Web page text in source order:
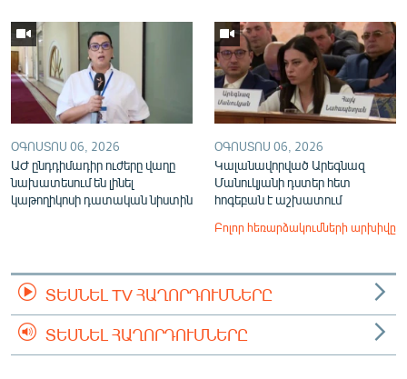
ՕԳՈՍՏՈՍ 06, 2026
ԱԺ ընդդիմադիր ուժերը վաղը
նախատեսում են լինել
կաթողիկոսի դատական նիստին
ՕԳՈՍՏՈՍ 06, 2026
Կալանավորված Արեգնազ
Մանուկյանի դստեր հետ
հոգեբան է աշխատում
Բոլոր հեռարձակումների արխիվը
ՏԵՍՆԵԼ TV ՀԱՂՈՐԴՈՒՄՆԵՐԸ
ՏԵՍՆԵԼ ՀԱՂՈՐԴՈՒՄՆԵՐԸ